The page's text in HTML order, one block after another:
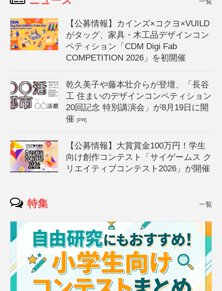
【公募情報】カインズ×コクヨ×VUILD
がタッグ、家具・木工品デザインコン
ペティション「CDM Digi Fab
COMPETITION 2026」を初開催
乾久美子や藤本壮介らが登壇、「長谷
工 住まいのデザインコンペティション
20回記念 特別講演会」が8月19日に開
催[PR]
【公募情報】大賞賞金100万円！学生
向け創作コンテスト「サイゲームス ク
リエイティブコンテスト2026」が開催
特集 一覧